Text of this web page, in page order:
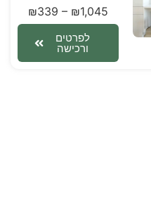
₪339 – ₪1,045
לפרטים
ורכישה